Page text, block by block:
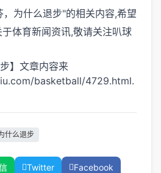
为什么退步"的相关内容,希望
体育新闻资讯,敬请关注叭球
】文章内容来
basketball/4729.html.
什么退步
Twitter Facebook